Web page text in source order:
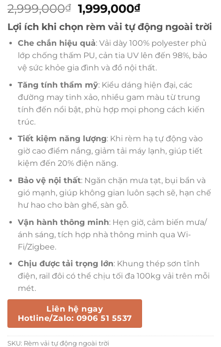
2,999,000₫
Giá
gốc
là:
2,999,000₫.
1,999,000₫Giá
hiện
tại
là:
1,999,000₫.
Lợi ích khi chọn rèm vải tự động ngoài trời
Che chắn hiệu quả: Vải dày 100% polyester phủ
lớp chống thấm PU, cản tia UV lên đến 98%, bảo
vệ sức khỏe gia đình và đồ nội thất.
Tăng tính thẩm mỹ: Kiểu dáng hiện đại, các
đường may tinh xảo, nhiều gam màu từ trung
tính đến nổi bật, phù hợp mọi phong cách kiến
trúc.
Tiết kiệm năng lượng: Khi rèm hạ tự động vào
giờ cao điểm nắng, giảm tải máy lạnh, giúp tiết
kiệm đến 20% điện năng.
Bảo vệ nội thất: Ngăn chặn mưa tạt, bụi bẩn và
gió mạnh, giúp không gian luôn sạch sẽ, hạn chế
hư hao cho bàn ghế, sàn gỗ.
Vận hành thông minh: Hẹn giờ, cảm biến mưa/
ánh sáng, tích hợp nhà thông minh qua Wi-
Fi/Zigbee.
Chịu được tải trọng lớn: Khung thép sơn tĩnh
điện, rail đôi có thể chịu tối đa 100kg vải trên mỗi
mét.
Liên hệ ngay
Hotline/Zalo: 0906 51 5537
SKU: Rèm vải tự động ngoài trời